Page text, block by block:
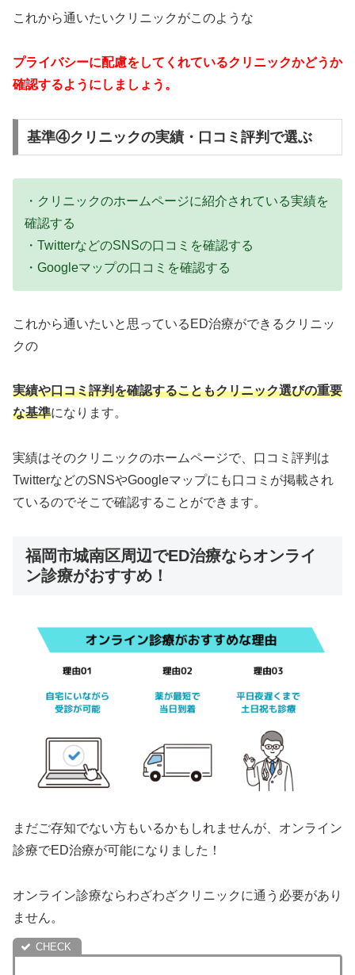
これから通いたいクリニックがこのような
プライバシーに配慮をしてくれているクリニックかどうか
確認するようにしましょう。
基準④クリニックの実績・口コミ評判で選ぶ
・クリニックのホームページに紹介されている実績を
確認する
・TwitterなどのSNSの口コミを確認する
・Googleマップの口コミを確認する
これから通いたいと思っているED治療ができるクリニッ
クの
実績や口コミ評判を確認することもクリニック選びの重要
な基準になります。
実績はそのクリニックのホームページで、口コミ評判は
TwitterなどのSNSやGoogleマップにも口コミが掲載され
ているのでそこで確認することができます。
福岡市城南区周辺でED治療ならオンライ
ン診療がおすすめ！
まだご存知でない方もいるかもしれませんが、オンライン
診療でED治療が可能になりました！
オンライン診療ならわざわざクリニックに通う必要があり
ません。